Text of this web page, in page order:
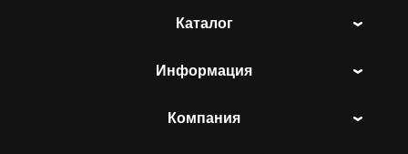
Каталог
Информация
Компания